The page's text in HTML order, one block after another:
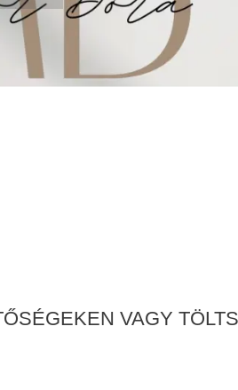
VAGY